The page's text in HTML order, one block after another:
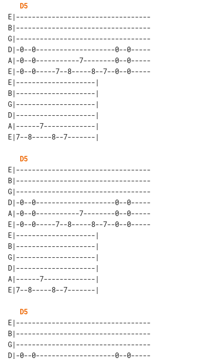
D5
E|----------------------------------
B|----------------------------------
G|----------------------------------
D|-0--0--------------------0--0-----
A|-0--0-----------7--------0--0-----
E|-0--0-----7--8-----8--7--0--0-----
E|--------------------|
B|--------------------|
G|--------------------|
D|--------------------|
A|------7-------------|
D5
E|----------------------------------
B|----------------------------------
G|----------------------------------
D|-0--0--------------------0--0-----
A|-0--0-----------7--------0--0-----
E|-0--0-----7--8-----8--7--0--0-----
E|--------------------|
B|--------------------|
G|--------------------|
D|--------------------|
A|------7-------------|
D5
E|----------------------------------
B|----------------------------------
G|----------------------------------
D|-0--0--------------------0--0-----